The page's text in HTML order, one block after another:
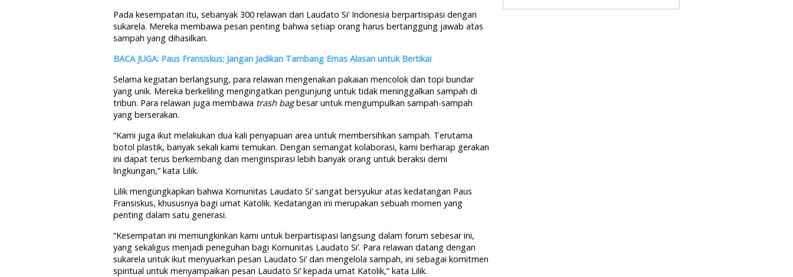
Pada kesempatan itu, sebanyak 300 relawan dari Laudato Si’ Indonesia berpartisipasi dengan
sukarela. Mereka membawa pesan penting bahwa setiap orang harus bertanggung jawab atas
sampah yang dihasilkan.
BACA JUGA: Paus Fransiskus: Jangan Jadikan Tambang Emas Alasan untuk Bertikai
Selama kegiatan berlangsung, para relawan mengenakan pakaian mencolok dan topi bundar
yang unik. Mereka berkeliling mengingatkan pengunjung untuk tidak meninggalkan sampah di
tribun. Para relawan juga membawa trash bagbesar untuk mengumpulkan sampah-sampah
yang berserakan.
“Kami juga ikut melakukan dua kali penyapuan area untuk membersihkan sampah. Terutama
botol plastik, banyak sekali kami temukan. Dengan semangat kolaborasi, kami berharap gerakan
ini dapat terus berkembang dan menginspirasi lebih banyak orang untuk beraksi demi
lingkungan,” kata Lilik.
Lilik mengungkapkan bahwa Komunitas Laudato Si’ sangat bersyukur atas kedatangan Paus
Fransiskus, khususnya bagi umat Katolik. Kedatangan ini merupakan sebuah momen yang
penting dalam satu generasi.
“Kesempatan ini memungkinkan kami untuk berpartisipasi langsung dalam forum sebesar ini,
yang sekaligus menjadi peneguhan bagi Komunitas Laudato Si’. Para relawan datang dengan
sukarela untuk ikut menyuarkan pesan Laudato Si’ dan mengelola sampah, ini sebagai komitmen
spiritual untuk menyampaikan pesan Laudato Si’ kepada umat Katolik,” kata Lilik.